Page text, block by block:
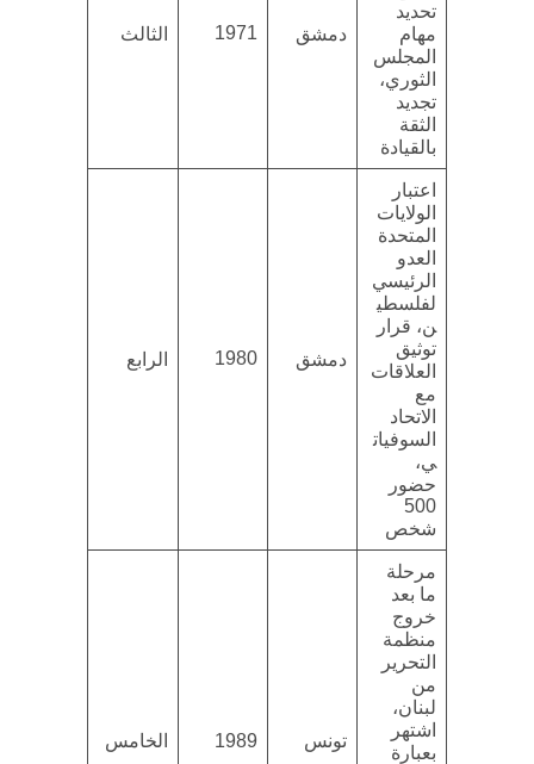
تحديد
مهام
المجلس
الثوري،
تجديد
الثقة
بالقيادة
دمشق 1971 الثالث
اعتبار
الولايات
المتحدة
العدو
الرئيسي
لفلسطي
ن، قرار
توثيق
العلاقات
مع
الاتحاد
السوفيات
ي،
حضور
500
شخص
دمشق 1980 الرابع
مرحلة
ما بعد
خروج
منظمة
التحرير
من
لبنان،
اشتهر
بعبارة
تونس 1989 الخامس